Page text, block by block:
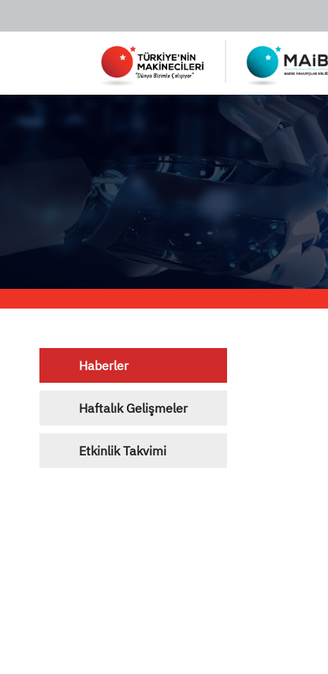
Haberler
Haftalık Gelişmeler
Etkinlik Takvimi